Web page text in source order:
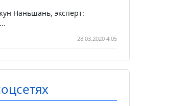
Наньшань, эксперт:
28.03.2020 4:05